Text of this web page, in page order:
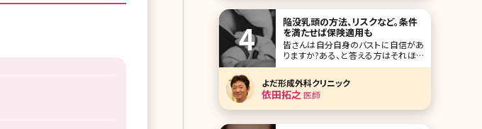
の穴や鼻
陥没乳頭の方法、リスクなど。条件
を満たせば保険適用も
皆さんは自分自身のバストに自信があ
りますか?ある、と答える方はそれほど
多くないのではないでしょうか。バスト
の大きさやハリ、乳頭部分の色など、バ
ストに関する悩みは意外に多いもの。
そのなかでも人に相談しづらいのが、
陥没乳頭（かんぼつにゅうとう）です。陥
よだ形成外科クリニック
依田拓之 医師